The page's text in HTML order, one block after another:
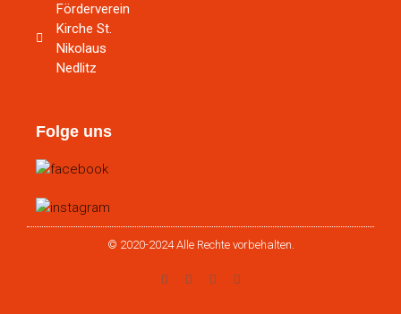
Förderverein
Kirche St.
Nikolaus
Nedlitz
Folge uns
© 2020-2024 Alle Rechte vorbehalten.